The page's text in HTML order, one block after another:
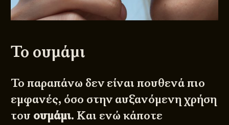
Το ουμάμι
Το παραπάνω δεν είναι πουθενά πιο
εμφανές, όσο στην αυξανόμενη χρήση
του ουμάμι. Και ενώ κάποτε